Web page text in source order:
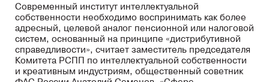
Современный институт интеллектуальной
собственности необходимо воспринимать как более
адресный, целевой аналог пенсионной или налоговой
систем, основанный на принципе «дистрибутивной
справедливости», считает заместитель председателя
Комитета РСПП по интеллектуальной собственности
и креативным индустриям, общественный советник